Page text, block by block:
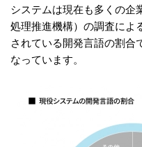
システムは現在も多くの企
処理推進機構）の調査によ
されている開発言語の割合
なっています。